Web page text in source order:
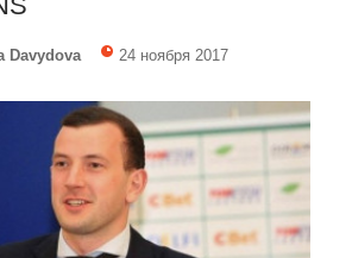
Davydova 24 ноября 2017